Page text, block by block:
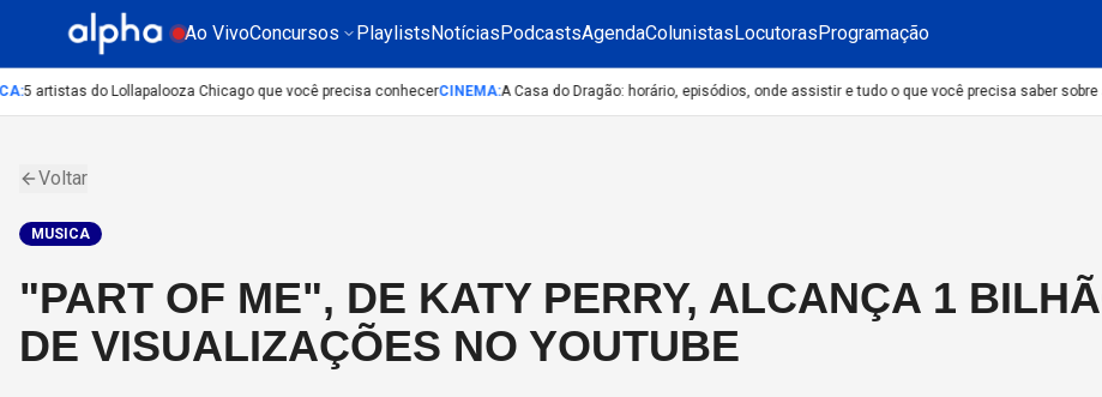
Ao VivoConcursos PlaylistsNotíciasPodcastsAgendaColunistasLocutorasProgramação
:5 artistas do Lollapalooza Chicago que você precisa conhecerCINEMA:A Casa do Dragão: horário, episódios, onde assistir e tudo o que você precisa saber sobre a
Voltar
MUSICA
"PART OF ME", DE KATY PERRY, ALCANÇA 1
DE VISUALIZAÇÕES NO YOUTUBE